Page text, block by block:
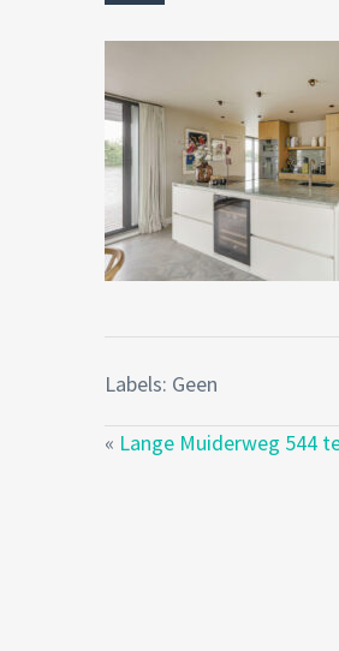
Labels: Geen
« Lange Muiderweg 544